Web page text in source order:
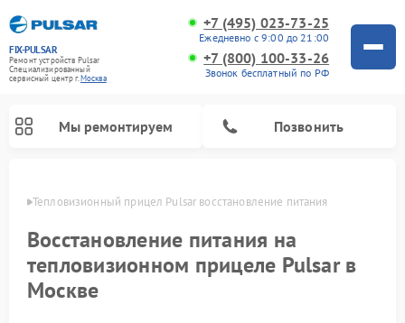
FIX-PULSAR
Ремонт устройств Pulsar
Специализированный
cервисный центр г.Москва
+7 (495) 023-73-25
Ежедневно с 9:00 до 21:00
+7 (800) 100-33-26
Звонок бесплатный по РФ
Мы ремонтируем Позвонить
Тепловизионный прицел Pulsar восстановление питания
Восстановление питания на
тепловизионном прицеле Pulsar в
Москве